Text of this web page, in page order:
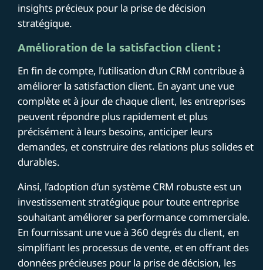
insights précieux pour la prise de décision
stratégique.
Amélioration de la satisfaction client :
En fin de compte, l’utilisation d’un CRM contribue à
améliorer la satisfaction client. En ayant une vue
complète et à jour de chaque client, les entreprises
peuvent répondre plus rapidement et plus
précisément à leurs besoins, anticiper leurs
demandes, et construire des relations plus solides et
durables.
Ainsi, l’adoption d’un système CRM robuste est un
investissement stratégique pour toute entreprise
souhaitant améliorer sa performance commerciale.
En fournissant une vue à 360 degrés du client, en
simplifiant les processus de vente, et en offrant des
données précieuses pour la prise de décision, les